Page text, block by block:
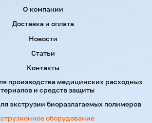
производства медицинских расходных
и средств защиты
экструзии биоразлагаемых полимеров
оборудование
О компании
Доставка и оплата
Новости
Статьи
Контакты